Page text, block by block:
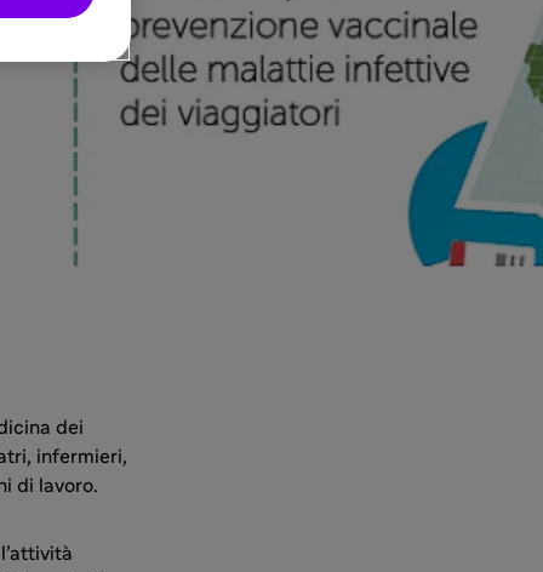
dei
infermieri,
di lavoro.